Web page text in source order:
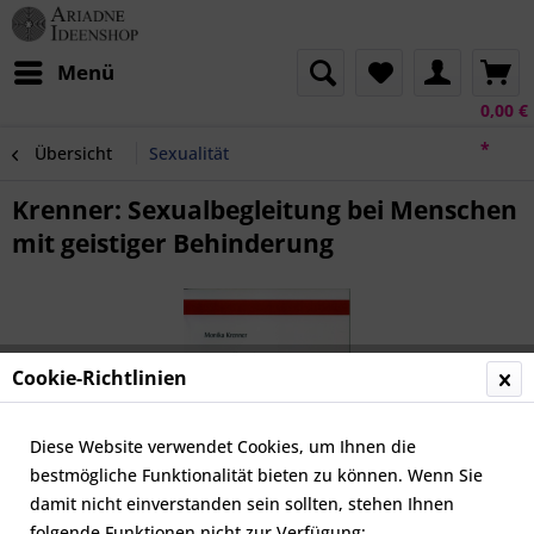
Menü
0,00 €
*
Übersicht Sexualität
Krenner: Sexualbegleitung bei Menschen
mit geistiger Behinderung
Cookie-Richtlinien
Diese Website verwendet Cookies, um Ihnen die
bestmögliche Funktionalität bieten zu können. Wenn Sie
damit nicht einverstanden sein sollten, stehen Ihnen